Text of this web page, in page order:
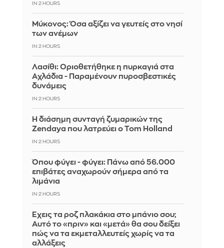
IN 2 HOURS
Μύκονος: Όσα αξίζει να γευτείς στο νησί
των ανέμων
IN 2 HOURS
Λασίθι: Οριοθετήθηκε η πυρκαγιά στα
Αχλάδια - Παραμένουν πυροσβεστικές
δυνάμεις
IN 2 HOURS
Η διάσημη συνταγή ζυμαρικών της
Zendaya που λατρεύει ο Tom Holland
IN 2 HOURS
Όπου φύγει - φύγει: Πάνω από 56.000
επιβάτες αναχωρούν σήμερα από τα
λιμάνια
IN 2 HOURS
Έχεις τα ροζ πλακάκια στο μπάνιο σου;
Αυτό το «πριν» και «μετά» θα σου δείξει
πώς να τα εκμεταλλευτείς χωρίς να τα
αλλάξεις